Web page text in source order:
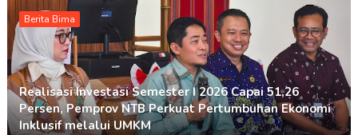
Berita Bima
Realisasi Investasi Semester I 2026 Capai 51,26
Persen, Pemprov NTB Perkuat Pertumbuhan Ekonomi
Inklusif melalui UMKM